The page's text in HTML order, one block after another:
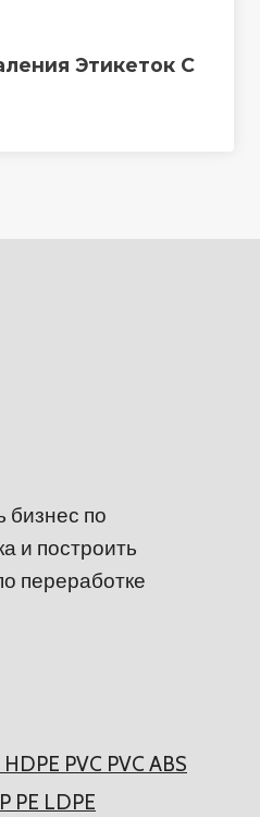
Этикеток С
бизнес по
и построить
переработке
PVC PVC ABS
PE LDPE